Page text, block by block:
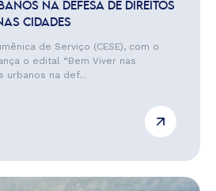
NA DEFESA DE DIREITOS
CIDADES
de Serviço (CESE), com o
o edital “Bem Viver nas
urbanos na def...